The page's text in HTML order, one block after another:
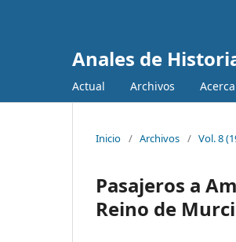
Anales de
Actual Archivos
Inicio / Archivos / Vol. 8
Pasajeros a
Reino de